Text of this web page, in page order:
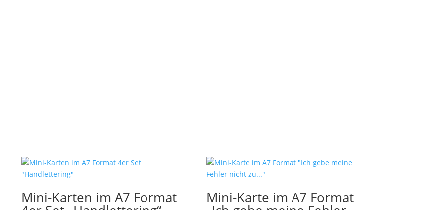
Mini-Karten im A7 Format Mini-Karte im A7 Format